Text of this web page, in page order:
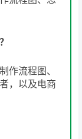
作流程图、
，以及电商